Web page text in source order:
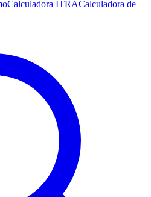
Calculadora ITRACalculadora de